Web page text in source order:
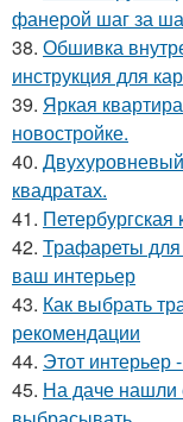
фанерой шаг за
38. Обшивка
инструкция для
39. Яркая
новостройке.
40.
квадратах.
41. Петербургская
42. Трафареты для
ваш интерьер
43. Как выбрать
рекомендации
44. Этот интерьер
45. На даче нашли